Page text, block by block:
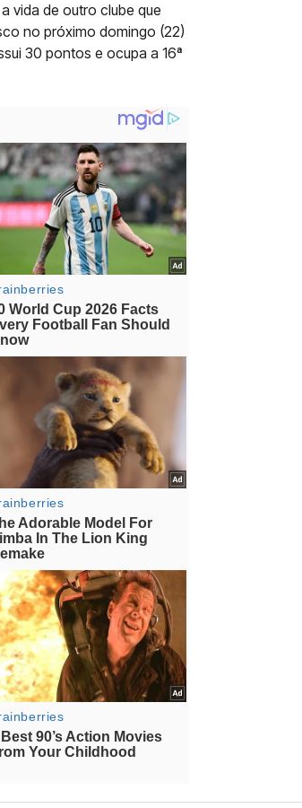
vida de outro clube que
no próximo domingo (22)
30 pontos e ocupa a 16ª